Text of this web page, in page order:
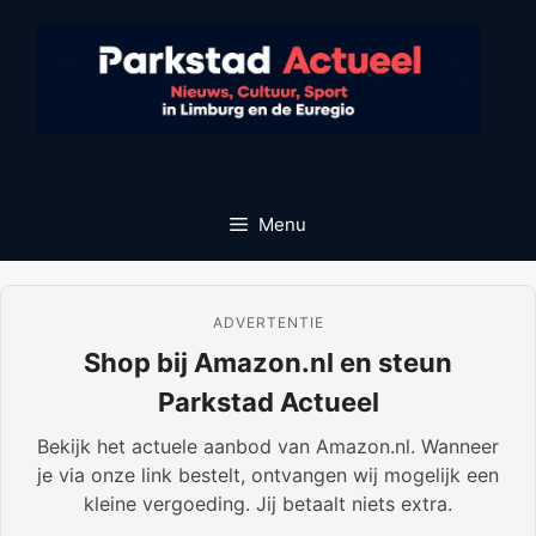
Menu
ADVERTENTIE
Shop bij Amazon.nl en steun
Parkstad Actueel
Bekijk het actuele aanbod van Amazon.nl. Wanneer
je via onze link bestelt, ontvangen wij mogelijk een
kleine vergoeding. Jij betaalt niets extra.